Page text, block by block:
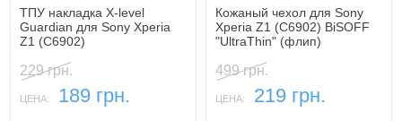
ТПУ накладка X-level
Guardiаn для Sony Xperia
Z1 (C6902)
229 грн.
ЦЕНА: 189 грн.
Кожаный чехол для Sony
Xperia Z1 (C6902) BiSOFF
"UltraThin" (флип)
499 грн.
ЦЕНА: 219 грн.